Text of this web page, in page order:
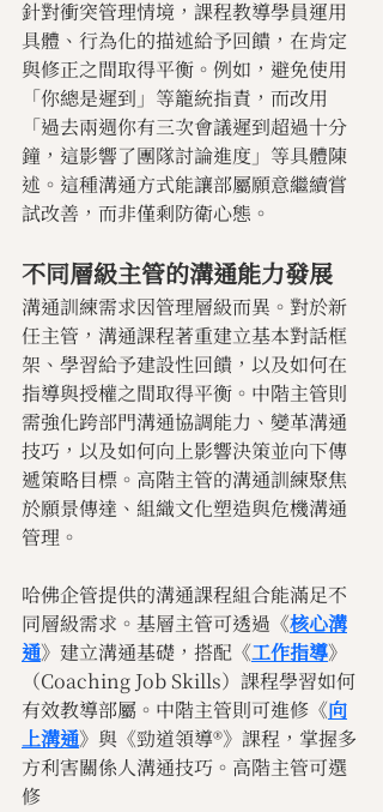
針對衝突管理情境，課程教導學員運用
具體、行為化的描述給予回饋，在肯定
與修正之間取得平衡。例如，避免使用
「你總是遲到」等籠統指責，而改用
「過去兩週你有三次會議遲到超過十分
鐘，這影響了團隊討論進度」等具體陳
述。這種溝通方式能讓部屬願意繼續嘗
試改善，而非僅剩防衛心態。
不同層級主管的溝通能力發展
溝通訓練需求因管理層級而異。對於新
任主管，溝通課程著重建立基本對話框
架、學習給予建設性回饋，以及如何在
指導與授權之間取得平衡。中階主管則
需強化跨部門溝通協調能力、變革溝通
技巧，以及如何向上影響決策並向下傳
遞策略目標。高階主管的溝通訓練聚焦
於願景傳達、組織文化塑造與危機溝通
管理。
哈佛企管提供的溝通課程組合能滿足不
同層級需求。基層主管可透過《核心溝
通》建立溝通基礎，搭配《工作指導》
（Coaching Job Skills）課程學習如何
有效教導部屬。中階主管則可進修《向
上溝通》與《勁道領導®》課程，掌握多
方利害關係人溝通技巧。高階主管可選
修